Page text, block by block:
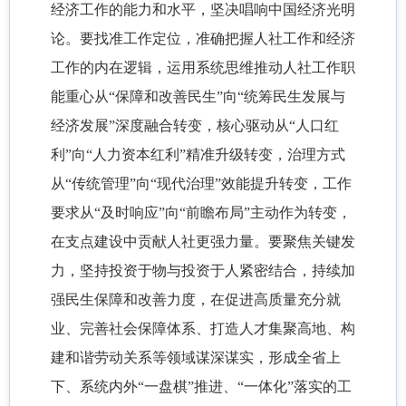
经济工作的能力和水平，坚决唱响中国经济光明
论。要找准工作定位，准确把握人社工作和经济
工作的内在逻辑，运用系统思维推动人社工作职
能重心从“保障和改善民生”向“统筹民生发展与
经济发展”深度融合转变，核心驱动从“人口红
利”向“人力资本红利”精准升级转变，治理方式
从“传统管理”向“现代治理”效能提升转变，工作
要求从“及时响应”向“前瞻布局”主动作为转变，
在支点建设中贡献人社更强力量。要聚焦关键发
力，坚持投资于物与投资于人紧密结合，持续加
强民生保障和改善力度，在促进高质量充分就
业、完善社会保障体系、打造人才集聚高地、构
建和谐劳动关系等领域谋深谋实，形成全省上
下、系统内外“一盘棋”推进、“一体化”落实的工